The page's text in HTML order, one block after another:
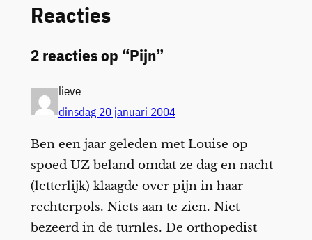
Reacties
2 reacties op “Pijn”
lieve
dinsdag 20 januari 2004
Ben een jaar geleden met Louise op
spoed UZ beland omdat ze dag en nacht
(letterlijk) klaagde over pijn in haar
rechterpols. Niets aan te zien. Niet
bezeerd in de turnles. De orthopedist